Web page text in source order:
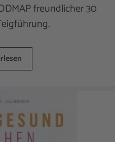
freundlicher 30